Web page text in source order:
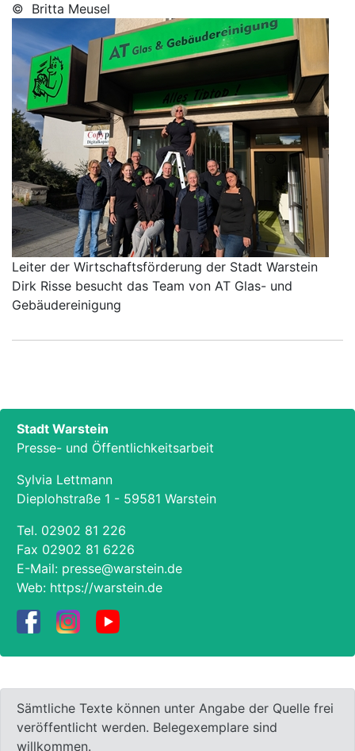
© Britta Meusel
Leiter der Wirtschaftsförderung der Stadt Warstein
Dirk Risse besucht das Team von AT Glas- und
Gebäudereinigung
Stadt Warstein
Presse- und Öffentlichkeitsarbeit
Sylvia Lettmann
Dieplohstraße 1 - 59581 Warstein
Tel. 02902 81 226
Fax 02902 81 6226
E-Mail: presse@warstein.de
Web: https://warstein.de
Sämtliche Texte können unter Angabe der Quelle frei
veröffentlicht werden. Belegexemplare sind
willkommen.